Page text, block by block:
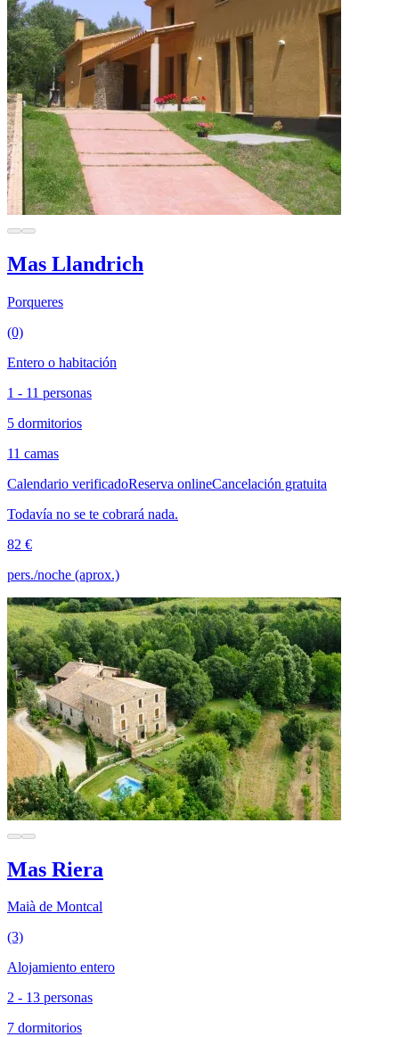
Mas Llandrich
Porqueres
(0)
Entero o habitación
1 - 11 personas
5 dormitorios
11 camas
Calendario verificadoReserva onlineCancelación gratuita
Todavía no se te cobrará nada.
82 €
pers./noche (aprox.)
Mas Riera
Maià de Montcal
(3)
Alojamiento entero
2 - 13 personas
7 dormitorios